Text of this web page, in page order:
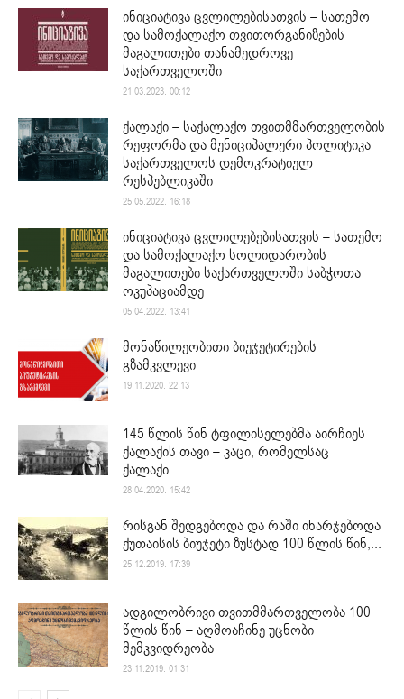
ინიციატივა ცვლილებისათვის – სათემო
და სამოქალაქო თვითორგანიზების
მაგალითები თანამედროვე
საქართველოში
21.03.2023. 00:12
ქალაქი – საქალაქო თვითმმართველობის
რეფორმა და მუნიციპალური პოლიტიკა
საქართველოს დემოკრატიულ
რესპუბლიკაში
25.05.2022. 16:18
ინიციატივა ცვლილებებისათვის – სათემო
და სამოქალაქო სოლიდარობის
მაგალითები საქართველოში საბჭოთა
ოკუპაციამდე
05.04.2022. 13:41
მონაწილეობითი ბიუჯეტირების
გზამკვლევი
19.11.2020. 22:13
145 წლის წინ ტფილისელებმა აირჩიეს
ქალაქის თავი – კაცი, რომელსაც
ქალაქი...
28.04.2020. 15:42
რისგან შედგებოდა და რაში იხარჯებოდა
ქუთაისის ბიუჯეტი ზუსტად 100 წლის წინ,...
25.12.2019. 17:39
ადგილობრივი თვითმმართველობა 100
წლის წინ – აღმოაჩინე უცნობი
მემკვიდრეობა
23.11.2019. 01:31